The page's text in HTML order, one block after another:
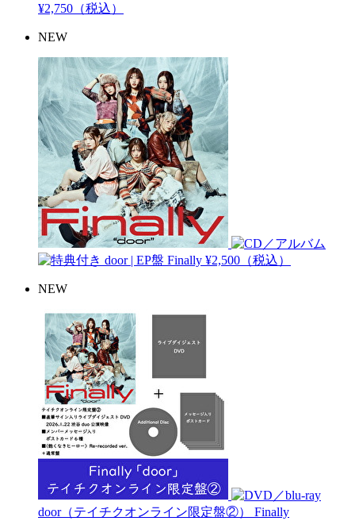
¥2,750（税込）
NEW
door | EP盤 Finally ¥2,500（税込）
NEW
door（テイチクオンライン限定盤②） Finally